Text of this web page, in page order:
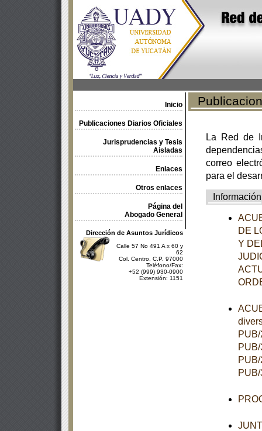
Inicio
Publicaciones Diarios Oficiales
Jurisprudencias y Tesis
Aisladas
Enlaces
Otros enlaces
Página del
Abogado General
Dirección de Asuntos Jurídicos
Calle 57 No 491 A x 60 y
62
Col. Centro, C.P. 97000
Teléfono/Fax:
+52 (999) 930-0900
Extensión: 1151
La Red de
correo
para el
Información
DE
Y